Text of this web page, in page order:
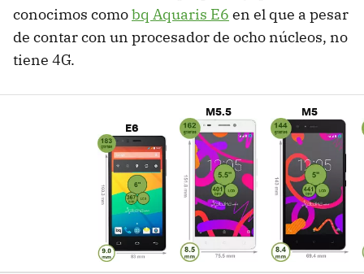
conocimos comobq Aquaris E6 en el que a pesar
de contar con un procesador de ocho núcleos, no
tiene 4G.
E6
M5.5 M5